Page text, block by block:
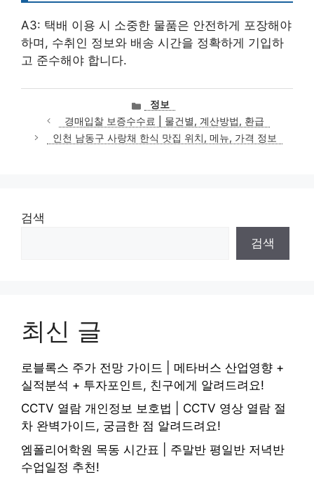
A3: 택배 이용 시 소중한 물품은 안전하게 포장해야
하며, 수취인 정보와 배송 시간을 정확하게 기입하
고 준수해야 합니다.
카
테
고
리
정보
경매입찰 보증수수료 | 물건별, 계산방법, 환급
인천 남동구 사랑채 한식 맛집 위치, 메뉴, 가격 정보
검색
검색
최신 글
로블록스 주가 전망 가이드 | 메타버스 산업영향 +
실적분석 + 투자포인트, 친구에게 알려드려요!
CCTV 열람 개인정보 보호법 | CCTV 영상 열람 절
차 완벽가이드, 궁금한 점 알려드려요!
엠폴리어학원 목동 시간표 | 주말반 평일반 저녁반
수업일정 추천!